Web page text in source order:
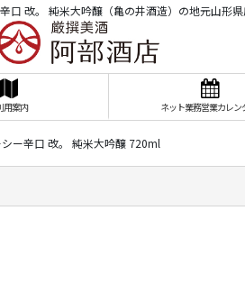
口 改。 純米大吟醸（亀の井酒造）の地元山形県
用案内 ネット業務営業カレン
シー辛口 改。 純米大吟醸 720ml